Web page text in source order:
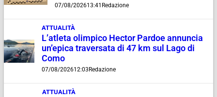
07/08/202613:41 Redazione
ATTUALITÀ
L’atleta olimpico Hector Pardoe annuncia
un’epica traversata di 47 km sul Lago di
Como
07/08/202612:03 Redazione
ATTUALITÀ